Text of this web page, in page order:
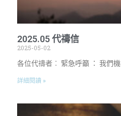
2025.05 代禱信
2025-05-02
各位代禱者︰ 緊急呼籲 ： 我們
詳細閱讀 »